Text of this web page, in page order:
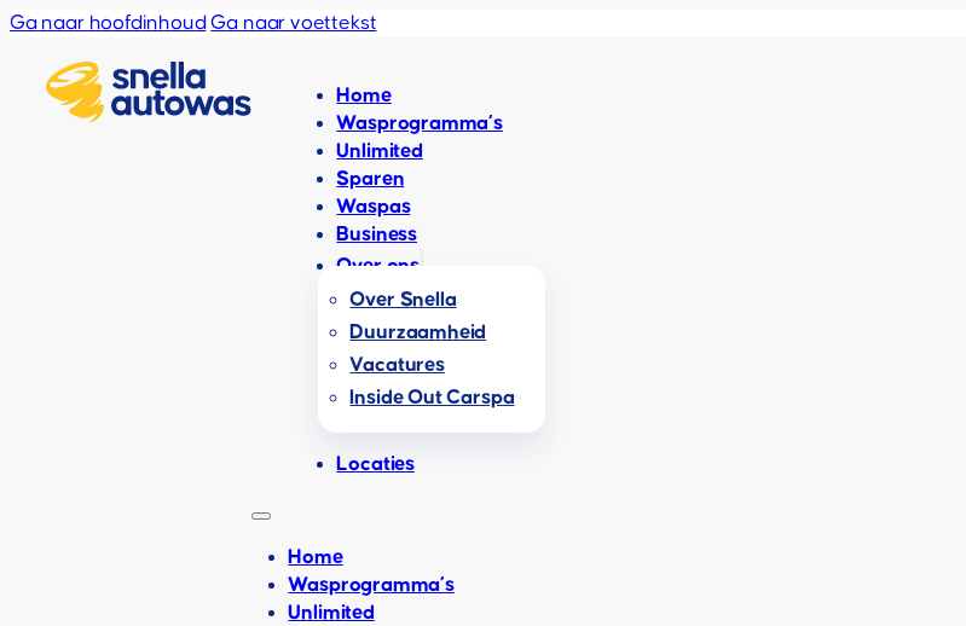
Ga naar hoofdinhoud Ga naar voettekst
Home
Wasprogramma’s
Unlimited
Sparen
Waspas
Business
Over ons
Over Snella
Duurzaamheid
Vacatures
Inside Out Carspa
Locaties
Home
Wasprogramma’s
Unlimited